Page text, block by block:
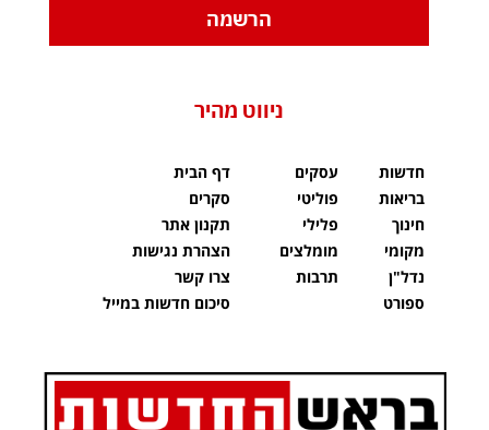
הרשמה
ניווט מהיר
חדשות
בריאות
חינוך
מקומי
נדל"ן
ספורט
עסקים
פוליטי
פלילי
מומלצים
תרבות
דף הבית
סקרים
תקנון אתר
הצהרת נגישות
צרו קשר
סיכום חדשות במייל